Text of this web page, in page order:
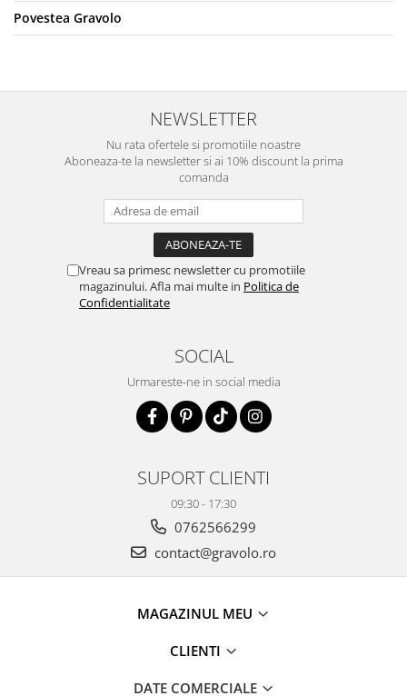
Povestea Gravolo
NEWSLETTER
Nu rata ofertele si promotiile noastre
Aboneaza-te la newsletter si ai 10% discount la prima
comanda
Vreau sa primesc newsletter cu promotiile
magazinului. Afla mai multe in Politica de
Confidentialitate
SOCIAL
Urmareste-ne in social media
SUPORT CLIENTI
09:30 - 17:30
0762566299
contact@gravolo.ro
MAGAZINUL MEU
CLIENTI
DATE COMERCIALE